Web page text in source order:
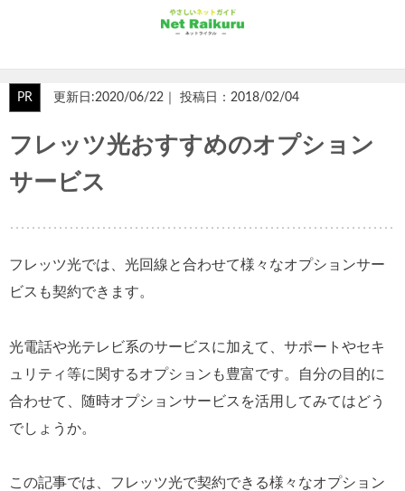
PR 更新日:2020/06/22｜ 投稿日：2018/02/04
フレッツ光おすすめのオプション
サービス
フレッツ光では、光回線と合わせて様々なオプションサー
ビスも契約できます。
光電話や光テレビ系のサービスに加えて、サポートやセキ
ュリティ等に関するオプションも豊富です。自分の目的に
合わせて、随時オプションサービスを活用してみてはどう
でしょうか。
この記事では、フレッツ光で契約できる様々なオプション